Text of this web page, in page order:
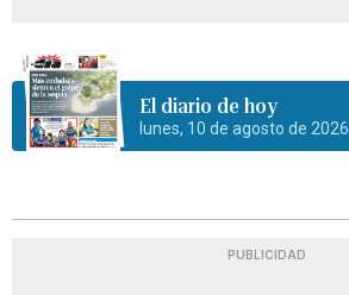
El diario de hoy
lunes, 10 de agosto de 2026
PUBLICIDAD